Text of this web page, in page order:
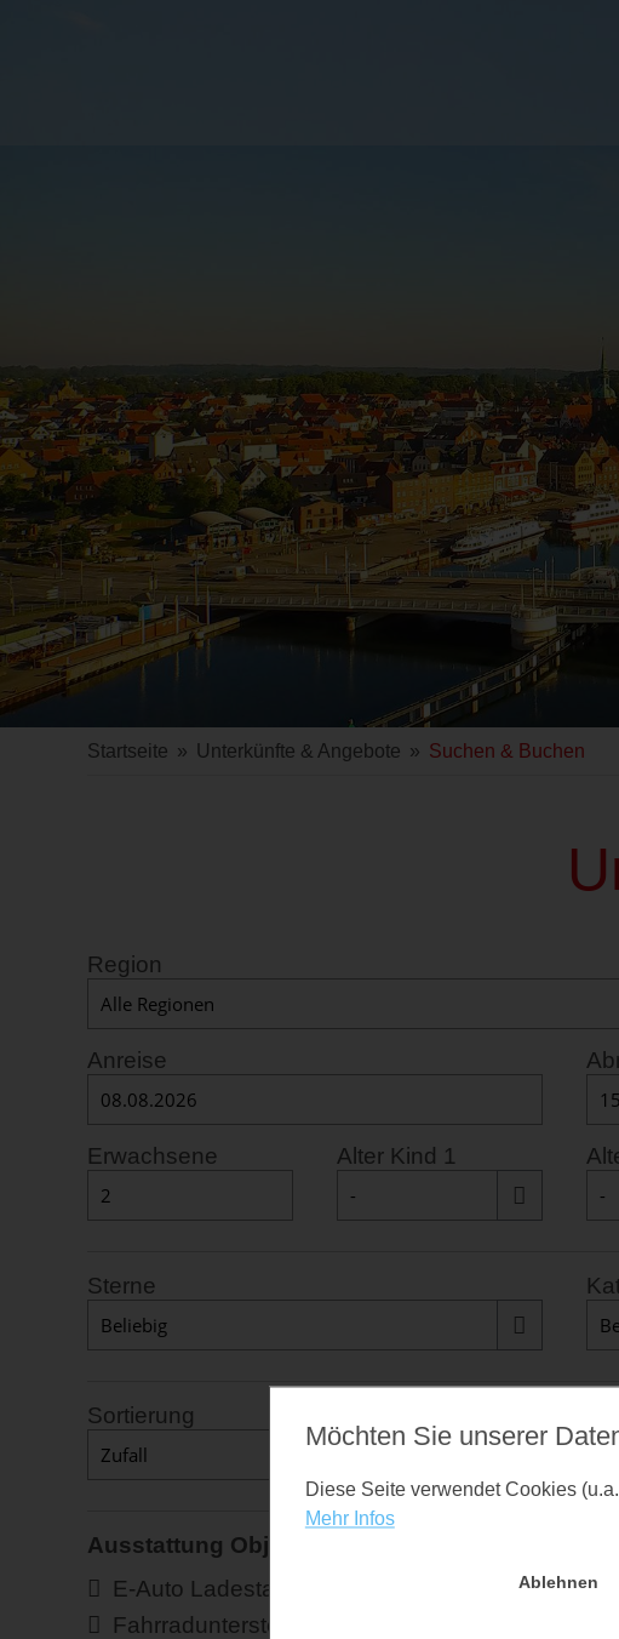
Startseite » Unterkünfte & Angebote » Suchen & Buchen
Region
Anreise
Erwachsene Alter Kind 1
Sterne
Sortierung
Ausstattung Objekt
E-Auto Ladestation
Fahrradunterstellmöglichkeit
Möchten Sie unserer
Diese Seite verwendet Cookies
Mehr Infos
Ablehnen